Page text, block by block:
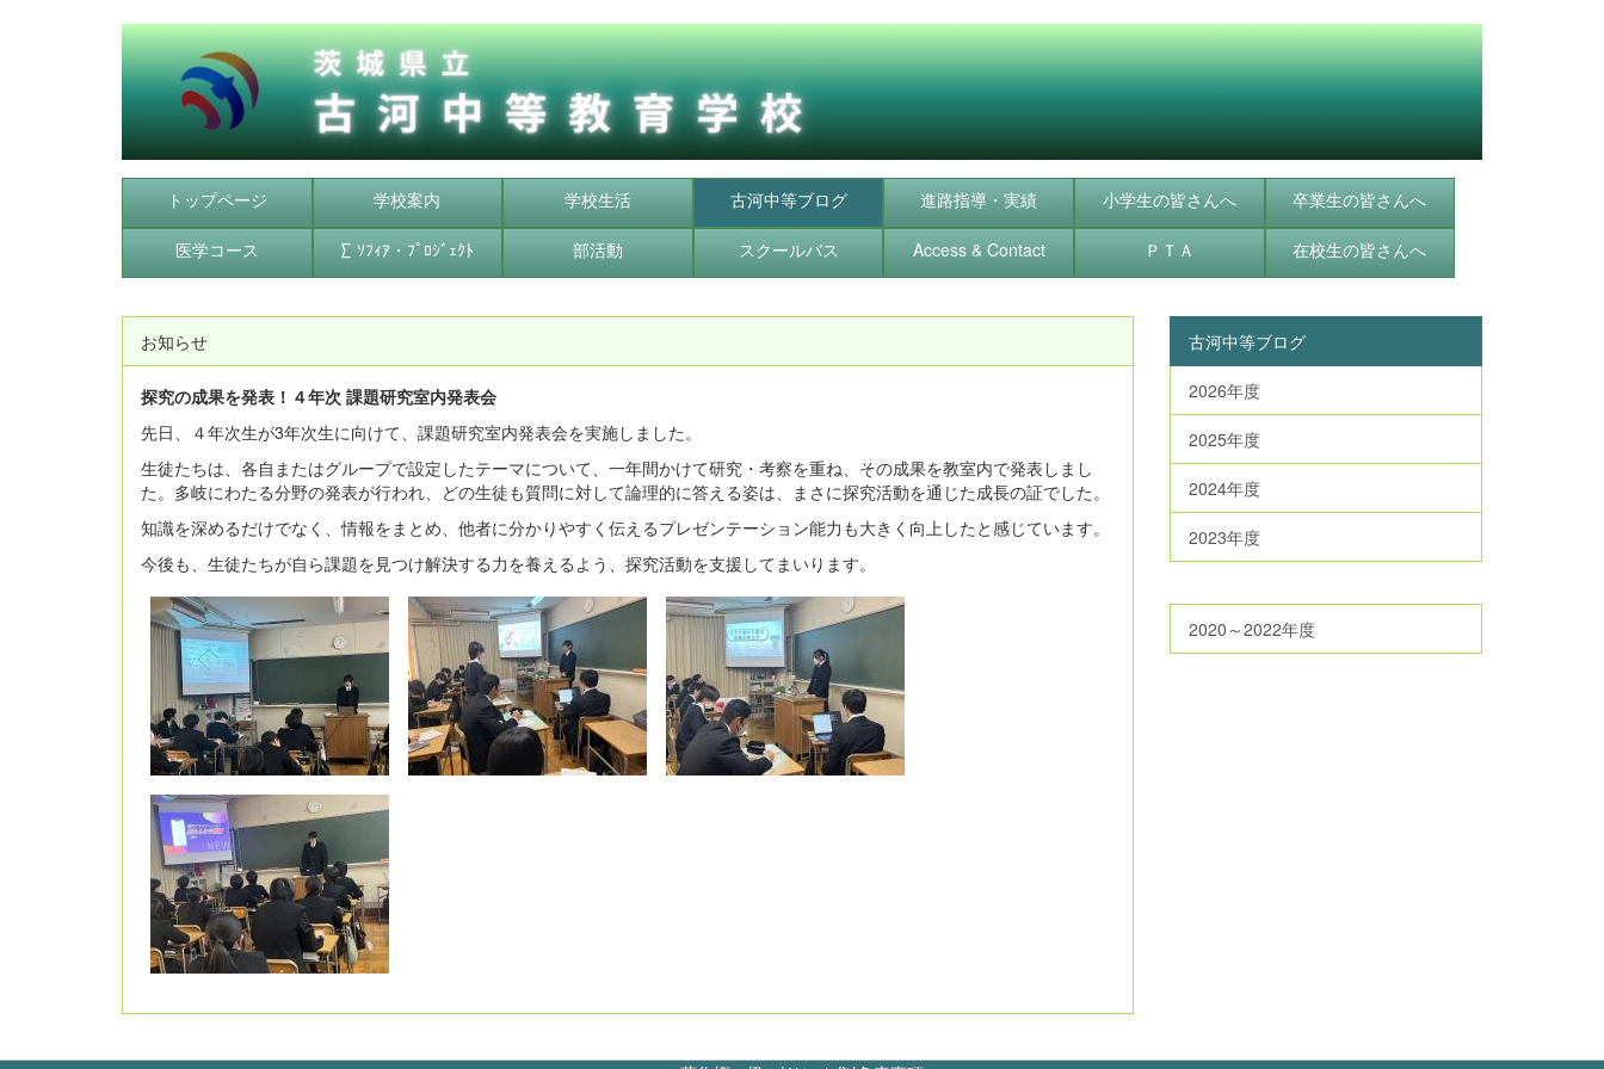
トップページ 学校案内 学校生活 古河中等ブログ 進路指導・実績 小学生の皆さんへ 卒業生の皆さんへ
医学コース ∑ ｿﾌｨｱ・ﾌﾟﾛｼﾞｪｸﾄ 部活動 スクールバス Access & Contact ＰＴＡ 在校生の皆さんへ
お知らせ
探究の成果を発表！４年次 課題研究室内発表会
先日、４年次生が3年次生に向けて、課題研究室内発表会を実施しました。
生徒たちは、各自またはグループで設定したテーマについて、一年間かけて研究・考察を重ね、その成果を教室内で発表しまし
た。多岐にわたる分野の発表が行われ、どの生徒も質問に対して論理的に答える姿は、まさに探究活動を通じた成長の証でした。
知識を深めるだけでなく、情報をまとめ、他者に分かりやすく伝えるプレゼンテーション能力も大きく向上したと感じています。
今後も、生徒たちが自ら課題を見つけ解決する力を養えるよう、探究活動を支援してまいります。
古河中等ブログ
2026年度
2025年度
2024年度
2023年度
2020～2022年度